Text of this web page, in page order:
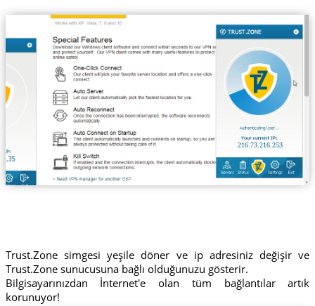
216.73.216.253
Trust.Zone simgesi yeşile döner ve ip adresiniz değişir ve
Trust.Zone sunucusuna bağlı olduğunuzu gösterir.
Bilgisayarınızdan İnternet'e olan tüm bağlantılar artık
korunuyor!